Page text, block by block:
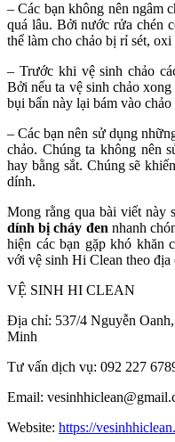
– Các bạn không nên ngâm
quá lâu. Bởi nước rửa chén
thể làm cho chảo bị rỉ sét,
– Trước khi vệ sinh chảo
Bởi nếu ta vệ sinh chảo
bụi bẩn này lại bám vào chảo
– Các bạn nên sử dụng
chảo. Chúng ta không nên
hay bằng sắt. Chúng sẽ
dính.
Mong rằng qua bài viết này
dính bị cháy đen nhanh
hiện các bạn gặp khó khăn
với vệ sinh Hi Clean theo địa
VỆ SINH HI CLEAN
Địa chỉ: 537/4 Nguyễn
Minh
Tư vấn dịch vụ: 092 227
Email:
Website: https://